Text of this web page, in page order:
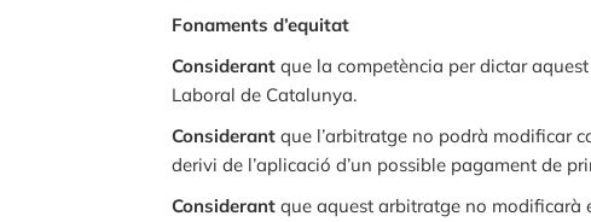
Fonaments d’equitat
Considerant que la competència per dictar
Laboral de Catalunya.
Considerant que l’arbitratge no podrà modificar
derivi de l’aplicació d’un possible pagament de
Considerant que aquest arbitratge no modificarà